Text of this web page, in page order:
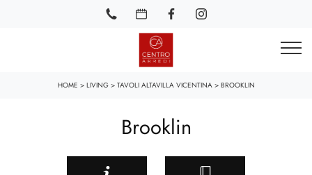
HOME > LIVING> TAVOLI ALTAVILLA VICENTINA > BROOKLIN
Brooklin